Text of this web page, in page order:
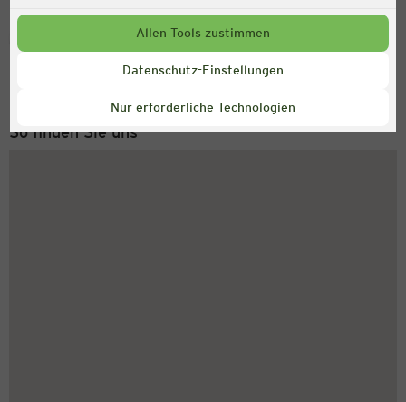
Allen Tools zustimmen
Datenschutz-Einstellungen
Nur erforderliche Technologien
Service Hotline
+49 (0) 2546 / 98 999 98
So finden Sie uns